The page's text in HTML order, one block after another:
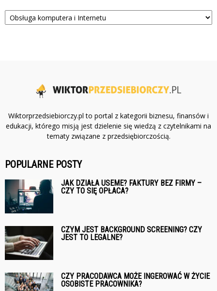
Kategorie
Wiktorprzedsiebiorczy.pl to portal z kategorii biznesu, finansów i
edukacji, którego misją jest dzielenie się wiedzą z czytelnikami na
tematy związane z przedsiębiorczością.
POPULARNE POSTY
JAK DZIAŁA USEME? FAKTURY BEZ FIRMY –
CZY TO SIĘ OPŁACA?
CZYM JEST BACKGROUND SCREENING? CZY
JEST TO LEGALNE?
CZY PRACODAWCA MOŻE INGEROWAĆ W ŻYCIE
OSOBISTE PRACOWNIKA?